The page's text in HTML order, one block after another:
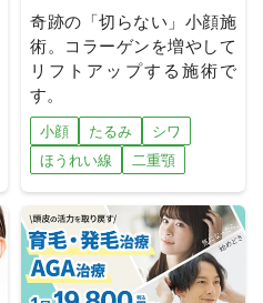
奇跡の「切らない」小顔施
術。コラーゲンを増やして
リフトアップする施術で
す。
小顔 たるみ
シワ
ほうれい線
二重顎